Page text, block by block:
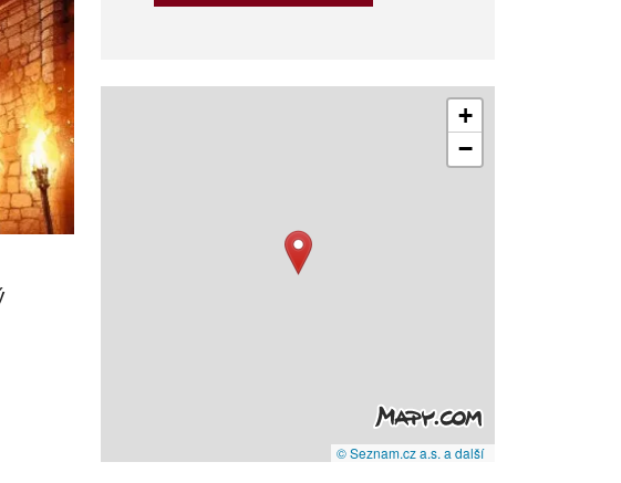
+
−
© Seznam.cz a.s. a další